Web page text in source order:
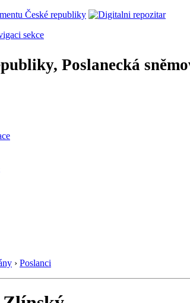
sekce
Poslanecká
› Poslanci